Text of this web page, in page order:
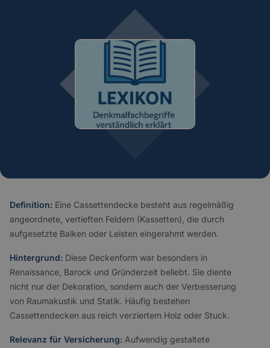
Definition: Eine Cassettendecke besteht aus regelmäßig
angeordnete, vertieften Feldern (Kassetten), die durch
aufgesetzte Balken oder Leisten eingerahmt werden.
Hintergrund: Diese Deckenform war besonders in
Renaissance, Barock und Gründerzeit beliebt. Sie diente
nicht nur der Dekoration, sondern auch der Verbesserung
von Raumakustik und Statik. Häufig bestehen
Cassettendecken aus reich verziertem Holz oder Stuck.
Relevanz für Versicherung: Aufwendig gestaltete